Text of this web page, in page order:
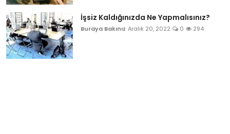
İşsiz Kaldığınızda Ne Yapmalısınız?
Buraya Bakınız Aralık 20, 2022 0 294